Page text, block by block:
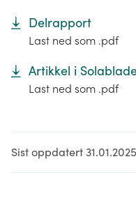
Delrapport
Last ned som .pdf
Artikkel i
Last ned som .pdf
Sist oppdatert 31.01.2025